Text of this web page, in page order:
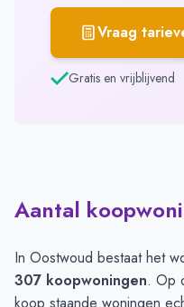
Vraag
Gratis en vrijblijvend
Aantal
In Oostwoud bestaat het
307 koopwoningen. Op